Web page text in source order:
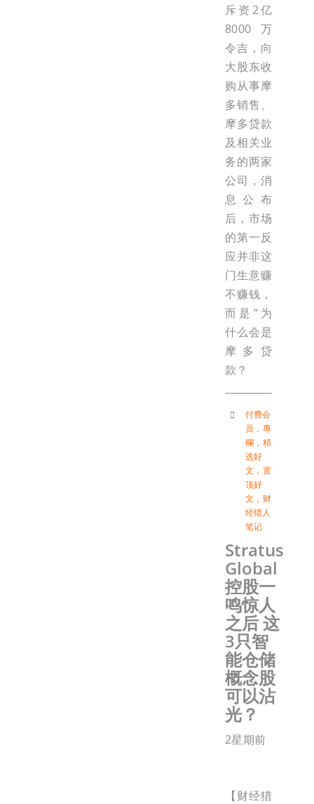
斥资2亿
8000万
令吉，向
大股东收
购从事摩
多销售、
摩多贷款
及相关业
务的两家
公司，消
息公布
后，市场
的第一反
应并非这
门生意赚
不赚钱，
而是“为
什么会是
摩多贷
款？
付费会
员 ， 專
欄 ， 精
选好
文 ， 置
顶好
文 ， 财
经猎人
笔记
Stratus
Global
控股一
鸣惊人
之后 这
3只智
能仓储
概念股
可以沾
光？
2星期前
【财经猎